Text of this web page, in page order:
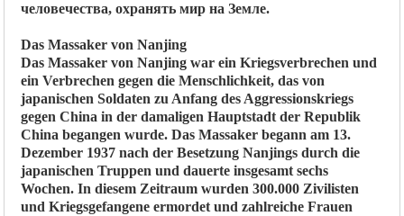
человечества, охранять мир на Земле.
Das Massaker von Nanjing
Das Massaker von Nanjing war ein Kriegsverbrechen und
ein Verbrechen gegen die Menschlichkeit, das von
japanischen Soldaten zu Anfang des Aggressionskriegs
gegen China in der damaligen Hauptstadt der Republik
China begangen wurde. Das Massaker begann am 13.
Dezember 1937 nach der Besetzung Nanjings durch die
japanischen Truppen und dauerte insgesamt sechs
Wochen. In diesem Zeitraum wurden 300.000 Zivilisten
und Kriegsgefangene ermordet und zahlreiche Frauen